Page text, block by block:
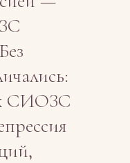
СИОЗС